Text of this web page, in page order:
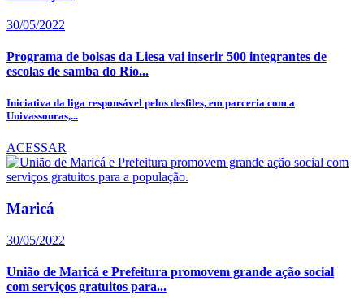
30/05/2022
Programa de bolsas da Liesa vai inserir 500 integrantes de
escolas de samba do Rio...
Iniciativa da liga responsável pelos desfiles, em parceria com a
Univassouras,...
ACESSAR
Maricá
30/05/2022
União de Maricá e Prefeitura promovem grande ação social
com serviços gratuitos para...